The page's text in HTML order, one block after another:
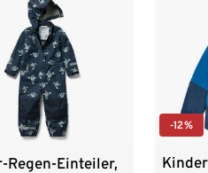
Regen-Einteiler,
-12%